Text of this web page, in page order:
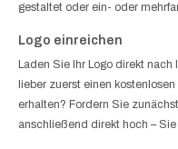
gestaltet oder ein- oder
Logo einreichen
Laden Sie Ihr Logo direkt
lieber zuerst einen
erhalten? Fordern Sie
anschließend direkt hoch –